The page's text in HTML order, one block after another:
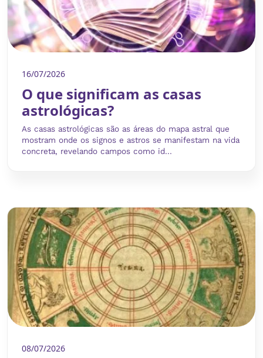
16/07/2026
O que significam as casas
astrológicas?
As casas astrológicas são as áreas do mapa astral que
mostram onde os signos e astros se manifestam na vida
concreta, revelando campos como id...
08/07/2026